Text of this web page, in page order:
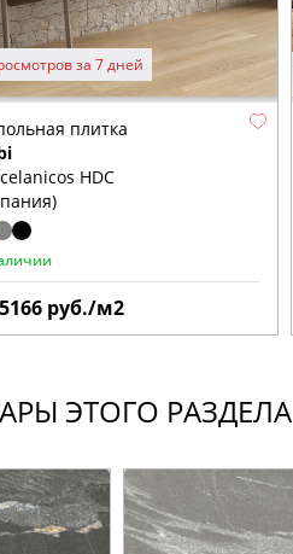
за 7 дней
плитка
HDC
5166 руб./м2
ЭТОГО РАЗДЕЛА